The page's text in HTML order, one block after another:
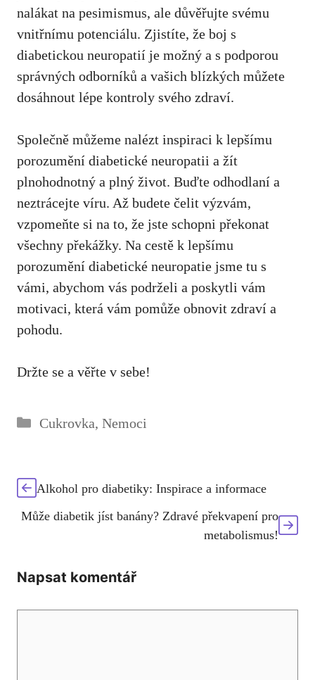
nalákat na pesimismus, ale⁣ důvěřujte svému ​
vnitřnímu potenciálu. ⁢Zjistíte, že boj ‌s
diabetickou‍ neuropatií je možný a s podporou
správných ⁢odborníků a vašich⁣ blízkých​ můžete
dosáhnout lépe kontroly svého zdraví.
Společně můžeme nalézt ⁤inspiraci k lepšímu⁣
porozumění diabetické ⁢neuropatii a žít
plnohodnotný a plný život. Buďte odhodlaní a
neztrácejte víru. Až budete čelit výzvám,
vzpomeňte si na to, že ⁤jste schopni překonat
všechny překážky. Na cestě ‌k lepšímu
porozumění diabetické neuropatie jsme tu s
vámi, abychom vás podrželi a⁤ poskytli‍ vám
motivaci, která⁤ vám pomůže obnovit zdraví ‌a
pohodu.
Držte se a věřte v sebe!
Rubriky
Cukrovka, Nemoci
Alkohol pro diabetiky: Inspirace a informace
Může diabetik jíst banány? Zdravé překvapení pro
metabolismus!
Napsat komentář